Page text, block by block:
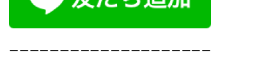
ーーーーーーーーーーーーーーーーーーーー